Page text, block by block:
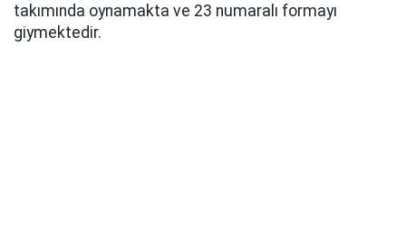
takımında oynamakta ve 23 numaralı formayı
giymektedir.